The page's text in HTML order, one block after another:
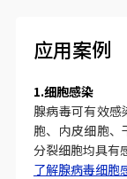
应用案例
1.细胞感染
腺病毒可有效
胞、内皮细胞
分裂细胞均具有
了解腺病毒细胞